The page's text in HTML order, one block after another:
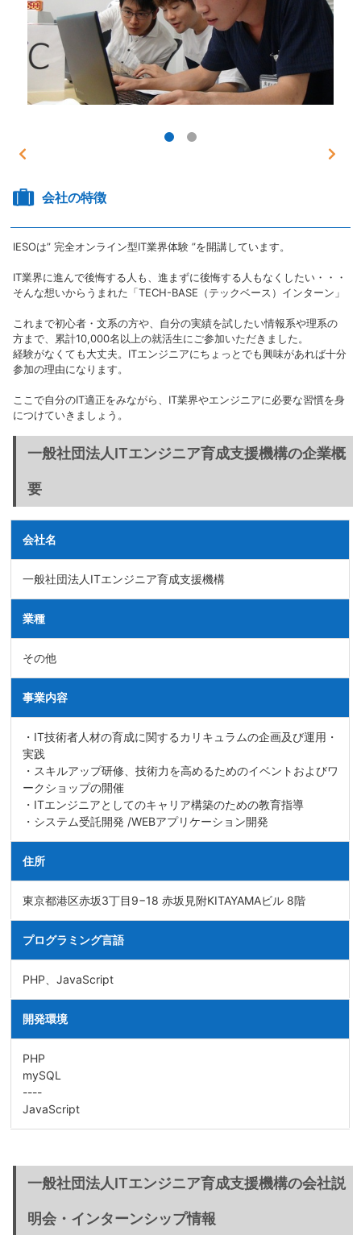
会社の特徴
IESOは” 完全オンライン型IT業界体験 ”を開講しています。
IT業界に進んで後悔する人も、進まずに後悔する人もなくしたい・・・
そんな想いからうまれた「TECH-BASE（テックベース）インターン」
これまで初心者・文系の方や、自分の実績を試したい情報系や理系の
方まで、累計10,000名以上の就活生にご参加いただきました。
経験がなくても大丈夫。ITエンジニアにちょっとでも興味があれば十分
参加の理由になります。
ここで自分のIT適正をみながら、IT業界やエンジニアに必要な習慣を身
につけていきましょう。
一般社団法人ITエンジニア育成支援機構の企業概
要
会社名
一般社団法人ITエンジニア育成支援機構
業種
その他
事業内容
・IT技術者人材の育成に関するカリキュラムの企画及び運用・
実践
・スキルアップ研修、技術力を高めるためのイベントおよびワ
ークショップの開催
・ITエンジニアとしてのキャリア構築のための教育指導
・システム受託開発 /WEBアプリケーション開発
住所
東京都港区赤坂3丁目9−18 赤坂見附KITAYAMAビル 8階
プログラミング言語
PHP、JavaScript
開発環境
PHP
mySQL
----
JavaScript
一般社団法人ITエンジニア育成支援機構の会社説
明会・インターンシップ情報